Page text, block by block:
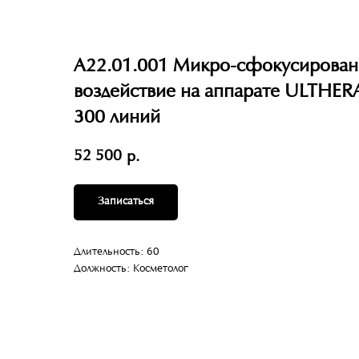
A22.01.001 Микро-
воздействие на аппарате
300 линий
52 500 р.
Записаться
Длительность: 60
Должность: Косметолог